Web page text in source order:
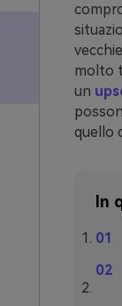
molto
un
quello
In